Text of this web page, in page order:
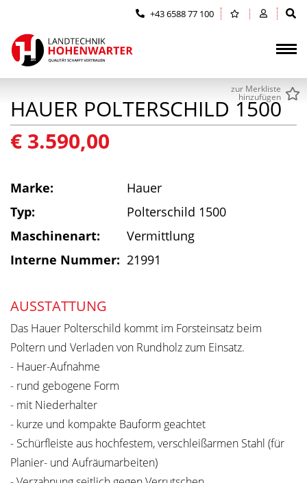
Zum Inhalt springen (Alt+0)
Zum Hauptmenü springen (Alt+1)
+43 6588 77 100
zur Merkliste
hinzufügen
HAUER POLTERSCHILD 1500
€ 3.590,00
Marke:
Hauer
Typ:
Polterschild 1500
Maschinenart:
Vermittlung
Interne Nummer: 21991
AUSSTATTUNG
Das Hauer Polterschild kommt im Forsteinsatz beim
Poltern und Verladen von Rundholz zum Einsatz.
- Hauer-Aufnahme
- rund gebogene Form
- mit Niederhalter
- kurze und kompakte Bauform geachtet
- Schürfleiste aus hochfestem, verschleißarmen Stahl (für
Planier- und Aufräumarbeiten)